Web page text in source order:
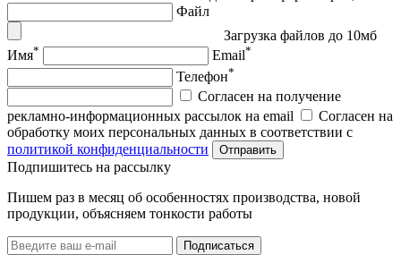
Файл
Загрузка файлов до 10мб
Имя* Email*
Телефон*
Согласен на получение
рекламно-информационных рассылок на email
Согласен на
обработку моих персональных данных в соответствии с
политикой конфиденциальности
Отправить
Подпишитеcь на рассылку
Пишем раз в месяц об особенностях производства, новой
продукции, объясняем тонкости работы
Подписаться